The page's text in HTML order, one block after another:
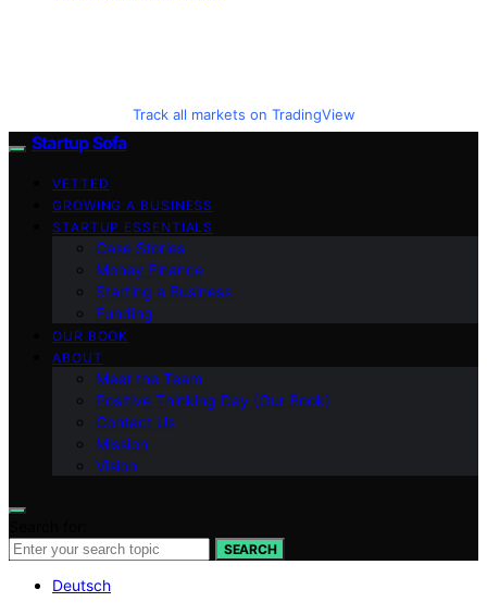
Track all markets on TradingView
Startup Sofa
VETTED
GROWING A BUSINESS
STARTUP ESSENTIALS
Case Stories
Money Finance
Starting a Business
Funding
OUR BOOK
ABOUT
Meet the Team
Positive Thinking Day (Our Book)
Contact Us
Mission
Vision
SEARCH
Deutsch